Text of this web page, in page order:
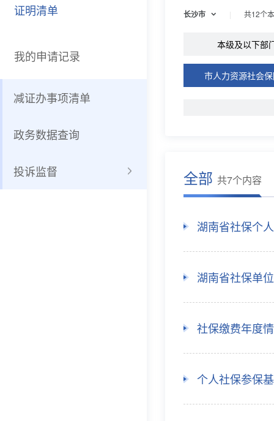
证明清单
我的申请记录
减证办事项清单
政务数据查询
投诉监督
长沙市 共12个
本级及以下部
市人力资源社会
全部 共7个内容
湖南省社保个
湖南省社保单
社保缴费年度
个人社保参保